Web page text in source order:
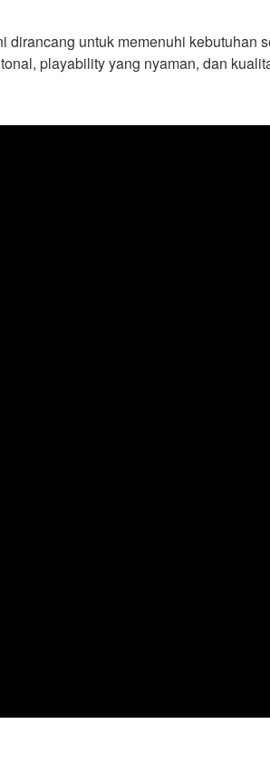
untuk memenuhi kebutuhan
playability yang nyaman, dan